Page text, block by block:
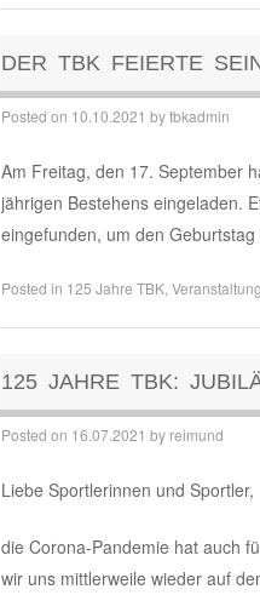
DER TBK FEIERTE
Posted on 10.10.2021 bytbkadmin
Am Freitag, den 17. September
jährigen Bestehens eingeladen.
eingefunden, um den
Posted in 125 Jahre TBK,
125 JAHRE TBK:
Posted on 16.07.2021 by reimund
Liebe Sportlerinnen und Sportler,
die Corona-Pandemie hat auch
wir uns mittlerweile wieder auf